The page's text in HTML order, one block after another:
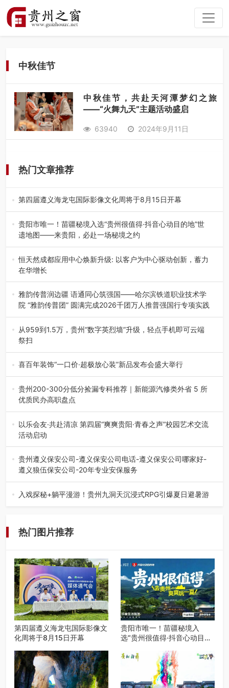
中秋佳节
中秋佳节，共赴天河潭梦幻之旅
——“火舞九天”主题活动盛启
63940 2024年9月11日
热门文章推荐
第四届遵义海龙屯国际影像文化周将于8月15日开幕
8月7日，第四届遵义海龙屯国际影像文化周媒体通气会在世
界文化遗产地海龙屯核心景区…
贵阳市唯一！苗疆秘境入选“贵州很值得·抖音心动目的地”世
遗地图——来贵阳，必赴一场秘境之约
2026年7月21日，2026年“贵州很值得”暨抖音“心动目的
地”（贵州站）主题…
恒天然成都应用中心焕新升级: 以客户为中心驱动创新，蓄力
在华增长
融合全球研发实力与本土洞察，深化客户共创，赋能西南市
场创新发展 （7月27日，成…
雅韵传普润边疆 语通同心筑强国——哈尔滨铁道职业技术学
院 “雅韵传普团” 圆满完成2026千团万人推普强国行专项实践
为扎实推进2026“千团万人推普强国行”大学生暑期社会实
践，牢牢紧扣 “雅韵传普…
从959到1.5万，贵州“数字英烈墙”升级，轻点手机即可云端
祭扫
八一建军节到来之际，由贵州省退役军人事务厅指导，贵阳
市退役军人事务局联合贵州广电…
喜百年装饰“一口价·超极放心装”新品发布会盛大举行
2026年7月31日，喜百年装饰“一口价·超极放心装”新品发布
会在贵阳隆重举行。…
贵州200-300分低分捡漏专科推荐｜新能源汽修类外省 5 所
优质民办高职盘点
在贵州省高考志愿填报体系中，200至300分数段考生可选择
的省内工科、新能源汽车…
以乐会友·共赴清凉 第四届“爽爽贵阳·青春之声”校园艺术交流
活动启动
七月的贵阳，清风送爽，第四届“爽爽贵阳·青春之声”校园管
弦乐（合唱）艺术交流活动…
贵州遵义保安公司-遵义保安公司电话-遵义保安公司哪家好-
遵义狼伍保安公司-20年专业安保服务
在遵义，不管是企业园区运营、小区物业管理、建筑工地施
工、商业商场经营，还是举办各…
入戏探秘+躺平漫游！贵州九洞天沉浸式RPG引爆夏日避暑游
热门图片推荐
第四届遵义海龙屯国际影像文
化周将于8月15日开幕
贵阳市唯一！苗疆秘境入
选“贵州很值得·抖音心动目的
赴一场秘境之约